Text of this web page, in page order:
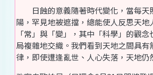
日蝕的意義隨著時代變化，當每天
陽，罕見地被遮擋，總能使人反思天地
「常」與「變」，其中「科學」的觀
局複雜地交織。我們看到天地之間具有
律，即使遭逢亂世、人心失落，天地仍